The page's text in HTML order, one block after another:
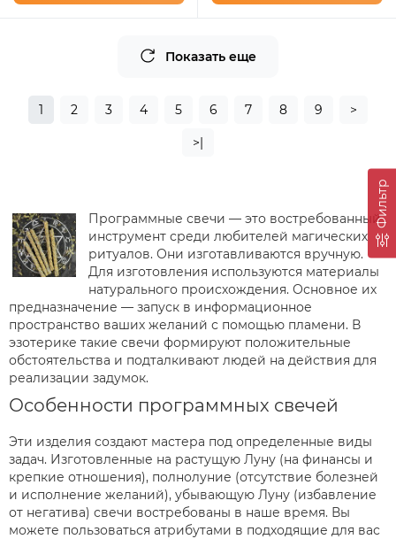
Фильтр
Показать еще
1 2 3 4 5 6 7 8 9 >
>|
Программные свечи — это востребованный
инструмент среди любителей магических
ритуалов. Они изготавливаются вручную.
Для изготовления используются материалы
натурального происхождения. Основное их
предназначение — запуск в информационное
пространство ваших желаний с помощью пламени. В
эзотерике такие свечи формируют положительные
обстоятельства и подталкивают людей на действия для
реализации задумок.
Особенности программных свечей
Эти изделия создают мастера под определенные виды
задач. Изготовленные на растущую Луну (на финансы и
крепкие отношения), полнолуние (отсутствие болезней
и исполнение желаний), убывающую Луну (избавление
от негатива) свечи востребованы в наше время. Вы
можете пользоваться атрибутами в подходящие для вас